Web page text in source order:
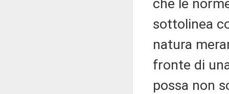
che le
sottolinea
natura
fronte di
possa non